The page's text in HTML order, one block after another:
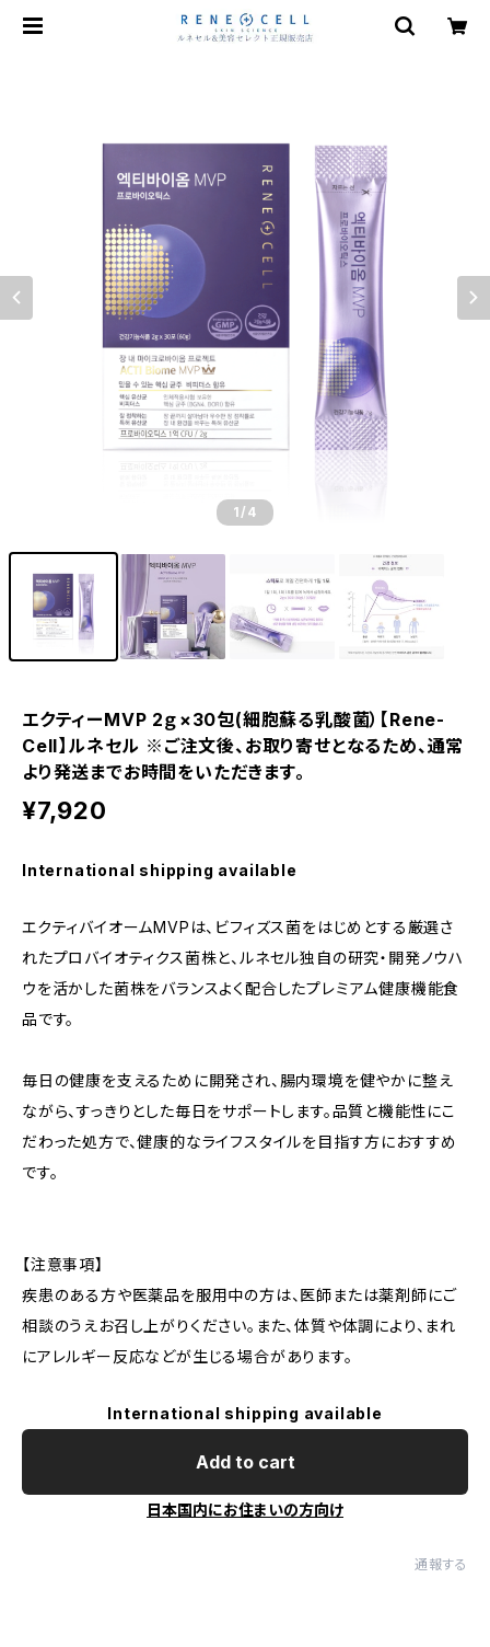
1 /4
エクティーMVP 2ｇ×30包(細胞蘇る乳酸菌）【Rene-
Cell】ルネセル ※ご注文後、お取り寄せとなるため、通常
より発送までお時間をいただきます。
¥7,920
International shipping available
エクティバイオームMVPは、ビフィズス菌をはじめとする厳選さ
れたプロバイオティクス菌株と、ルネセル独自の研究・開発ノウハ
ウを活かした菌株をバランスよく配合したプレミアム健康機能食
品です。
毎日の健康を支えるために開発され、腸内環境を健やかに整え
ながら、すっきりとした毎日をサポートします。品質と機能性にこ
だわった処方で、健康的なライフスタイルを目指す方におすすめ
です。
【注意事項】
疾患のある方や医薬品を服用中の方は、医師または薬剤師にご
相談のうえお召し上がりください。また、体質や体調により、まれ
にアレルギー反応などが生じる場合があります。
International shipping available
Add to cart
日本国内にお住まいの方向け
通報する